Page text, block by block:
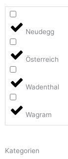
Neudegg
Österreich
Wadenthal
Wagram
Kategorien